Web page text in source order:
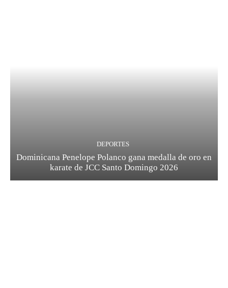
DEPORTES
Dominicana Penelope Polanco gana medalla de oro en
karate de JCC Santo Domingo 2026